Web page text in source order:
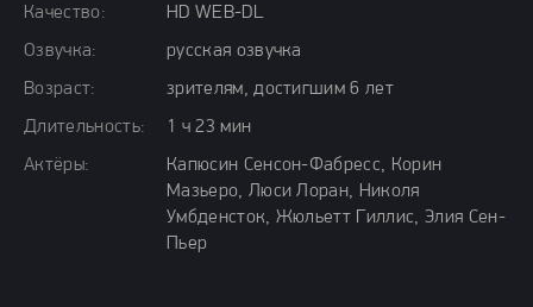
Качество:
HD WEB-DL
Озвучка:
русская озвучка
Возраст:
зрителям, достигшим 6 лет
Длительность:
1 ч 23 мин
Актёры:
Капюсин Сенсон-Фабресс, Корин
Мазьеро, Люси Лоран, Николя
Умбденсток, Жюльетт Гиллис, Элия Сен-
Пьер